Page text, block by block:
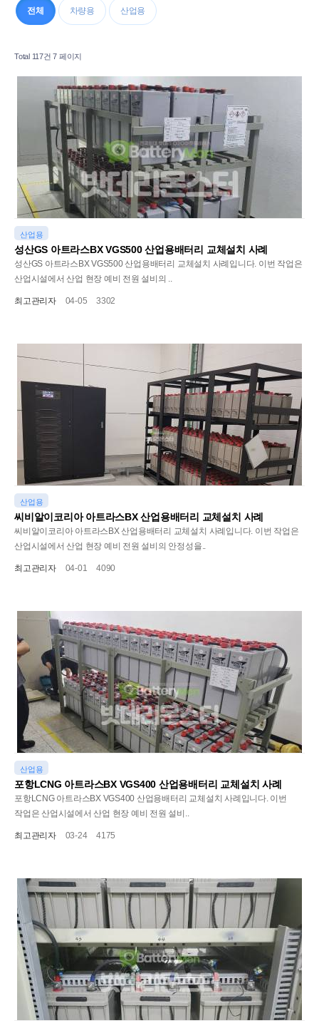
전체 차량용 산업용
Total 117건 7 페이지
산업용
성산GS 아트라스BX VGS500 산업용배터리 교체설치 사례
성산GS 아트라스BX VGS500 산업용배터리 교체설치 사례입니다. 이번 작업은
산업시설에서 산업 현장 예비 전원 설비의 ..
최고관리자 04-05 3302
산업용
씨비알이코리아 아트라스BX 산업용배터리 교체설치 사례
씨비알이코리아 아트라스BX 산업용배터리 교체설치 사례입니다. 이번 작업은
산업시설에서 산업 현장 예비 전원 설비의 안정성을..
최고관리자 04-01 4090
산업용
포항LCNG 아트라스BX VGS400 산업용배터리 교체설치 사례
포항LCNG 아트라스BX VGS400 산업용배터리 교체설치 사례입니다. 이번
작업은 산업시설에서 산업 현장 예비 전원 설비..
최고관리자 03-24 4175